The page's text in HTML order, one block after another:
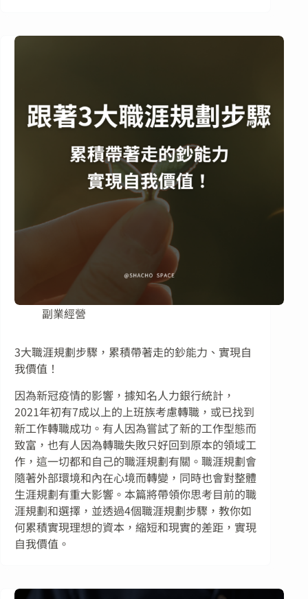
副業經營
3大職涯規劃步驟，累積帶著走的鈔能力、實現自
我價值！
因為新冠疫情的影響，據知名人力銀行統計，
2021年初有7成以上的上班族考慮轉職，或已找到
新工作轉職成功。有人因為嘗試了新的工作型態而
致富，也有人因為轉職失敗只好回到原本的領域工
作，這一切都和自己的職涯規劃有關。職涯規劃會
隨著外部環境和內在心境而轉變，同時也會對整體
生涯規劃有重大影響。本篇將帶領你思考目前的職
涯規劃和選擇，並透過4個職涯規劃步驟，教你如
何累積實現理想的資本，縮短和現實的差距，實現
自我價值。